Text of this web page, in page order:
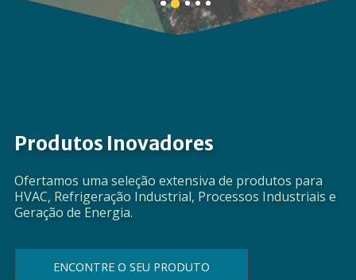
Banner
1
details.
Banner
2
details.
Banner
3
details.
Banner
4
details.
Banner
5
details.
Produtos Inovadores
Ofertamos uma seleção extensiva de produtos para
HVAC, Refrigeração Industrial, Processos Industriais e
Geração de Energia.
ENCONTRE O SEU PRODUTO